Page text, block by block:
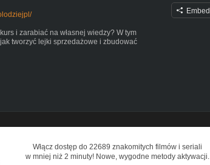
i zarabiać na własnej wiedzy? W tym
tworzyć lejki sprzedażowe i zbudować
z dowolnego miejsca na świecie.
Embed
Włącz dostęp do 22689 znakomitych filmów i seriali
w mniej niż 2 minuty! Nowe, wygodne metody aktywacji.